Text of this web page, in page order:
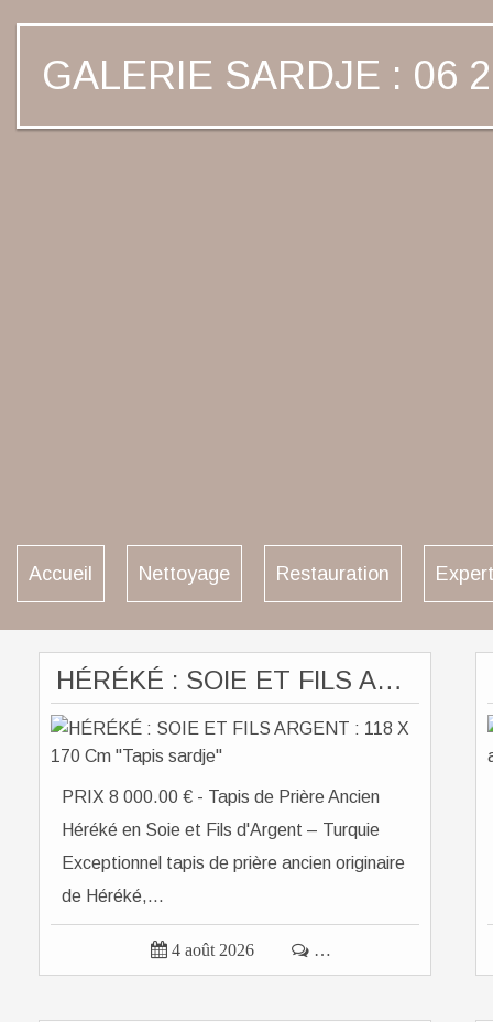
GALERIE SARDJE : 06
Accueil Nettoyage Restauration
HÉRÉKÉ : SOIE ET FILS ARGENT : 118 X 170 Cm "Tapis sardje"
PRIX 8 000.00 € - Tapis de Prière Ancien
Héréké en Soie et Fils d'Argent – Turquie
Exceptionnel tapis de prière ancien originaire
de Héréké,...
 4 août 2026  …